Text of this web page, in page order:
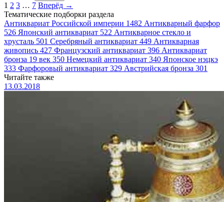
1 2 3 … 7 Вперёд →
Тематические подборки раздела
Антиквариат Российской империи 1482 Антикварный фарфор
526 Японский антиквариат 522 Антикварное стекло и
хрусталь 501 Серебряный антиквариат 449 Антикварная
живопись 427 Французский антиквариат 396 Антиквариат
бронза 19 век 350 Немецкий антиквариат 340 Японское нэцкэ
333 Фарфоровый антиквариат 329 Австрийская бронза 301
Читайте также
13.03.2018